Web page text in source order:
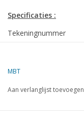
Specificaties :
Tekeningnummer
Omschrijving
Kwaliteit
MBT
Aan verlanglijst toevoegen